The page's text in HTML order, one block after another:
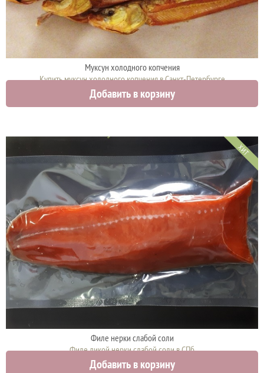
Муксун холодного копчения
Купить муксун холодного копчения в Санкт-Петербурге
2790 руб.
Добавить в корзину
ХИТ
Филе нерки слабой соли
Филе дикой нерки слабой соли в СПб
1900 руб.
Добавить в корзину